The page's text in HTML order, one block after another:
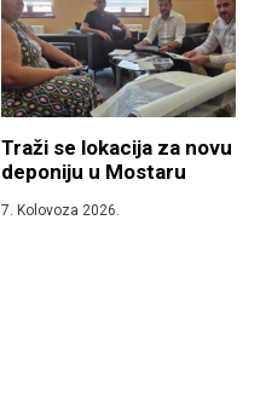
Traži se lokacija za novu
deponiju u Mostaru
7. Kolovoza 2026.